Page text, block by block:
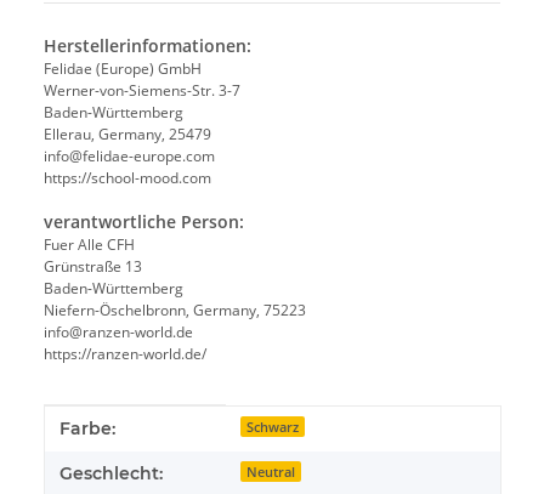
Herstellerinformationen:
Felidae (Europe) GmbH
Werner-von-Siemens-Str. 3-7
Baden-Württemberg
Ellerau, Germany, 25479
info@felidae-europe.com
https://school-mood.com
verantwortliche Person:
Fuer Alle CFH
Grünstraße 13
Baden-Württemberg
Niefern-Öschelbronn, Germany, 75223
info@ranzen-world.de
https://ranzen-world.de/
Produkteigenschaft
Wert
Farbe: Schwarz
Geschlecht: Neutral